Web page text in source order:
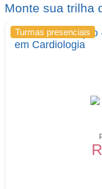
Monte sua trilha
Turmas presenciais
ACLS Renovação
em Cardiologia